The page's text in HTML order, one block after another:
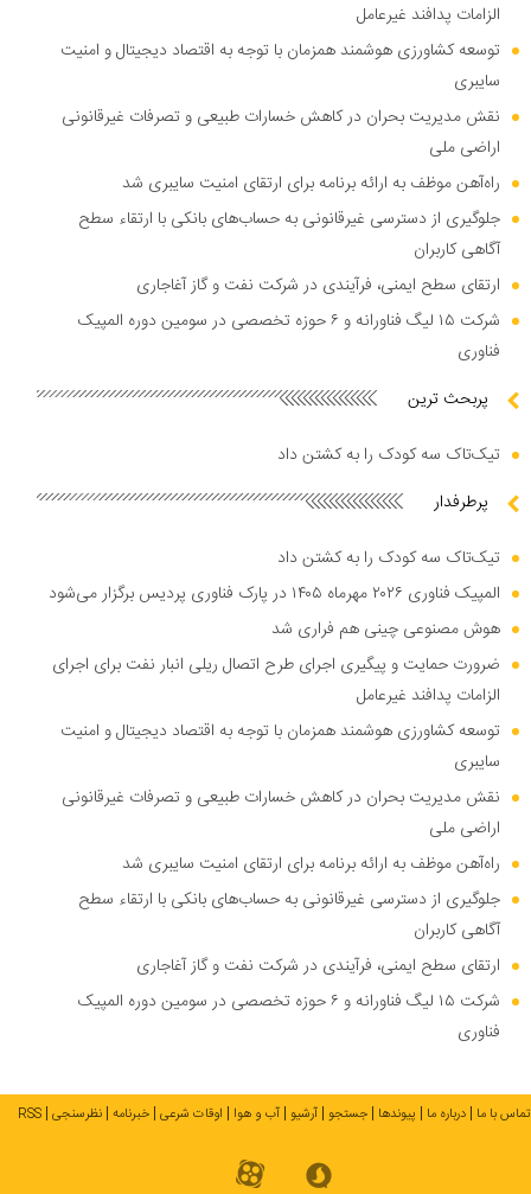
الزامات پدافند غیرعامل
توسعه کشاورزی هوشمند همزمان با توجه به اقتصاد دیجیتال و امنیت
سایبری
نقش مدیریت بحران در کاهش خسارات طبیعی و تصرفات غیرقانونی
اراضی ملی
راه‌آهن موظف به ارائه برنامه برای ارتقای امنیت سایبری شد
جلوگیری از دسترسی غیرقانونی به حساب‌های بانکی با ارتقاء سطح
آگاهی کاربران
ارتقای سطح ایمنی، فرآیندی در شرکت نفت و گاز آغاجاری
شرکت ۱۵ لیگ فناورانه و ۶ حوزه تخصصی در سومین دوره المپیک
فناوری
پربحث ترین
تیک‌تاک سه کودک را به کشتن داد
پرطرفدار
تیک‌تاک سه کودک را به کشتن داد
المپیک فناوری ۲۰۲۶ مهرماه ۱۴۰۵ در پارک فناوری پردیس برگزار می‌شود
هوش مصنوعی چینی هم فراری شد
ضرورت حمایت و پیگیری اجرای طرح اتصال ریلی انبار نفت برای اجرای
الزامات پدافند غیرعامل
توسعه کشاورزی هوشمند همزمان با توجه به اقتصاد دیجیتال و امنیت
سایبری
نقش مدیریت بحران در کاهش خسارات طبیعی و تصرفات غیرقانونی
اراضی ملی
راه‌آهن موظف به ارائه برنامه برای ارتقای امنیت سایبری شد
جلوگیری از دسترسی غیرقانونی به حساب‌های بانکی با ارتقاء سطح
آگاهی کاربران
ارتقای سطح ایمنی، فرآیندی در شرکت نفت و گاز آغاجاری
شرکت ۱۵ لیگ فناورانه و ۶ حوزه تخصصی در سومین دوره المپیک
فناوری
تماس با ما درباره ما پیوندها جستجو آرشیو آب و هوا اوقات شرعی خبرنامه نظرسنجی RSS